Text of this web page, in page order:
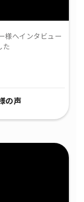
様へインタビュー
た
の声​